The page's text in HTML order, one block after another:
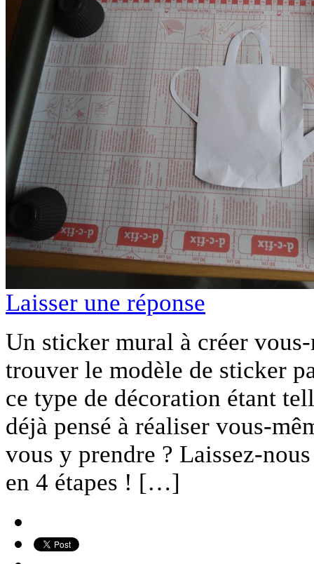
Laisser une réponse
Un sticker mural à créer
trouver le modèle de sticker
ce type de décoration étant
déjà pensé à réaliser vous-
vous y prendre ? Laissez-
en 4 étapes ! […]